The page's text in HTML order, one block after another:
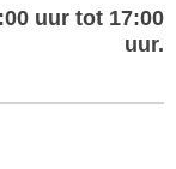
uur tot 17:00
uur.